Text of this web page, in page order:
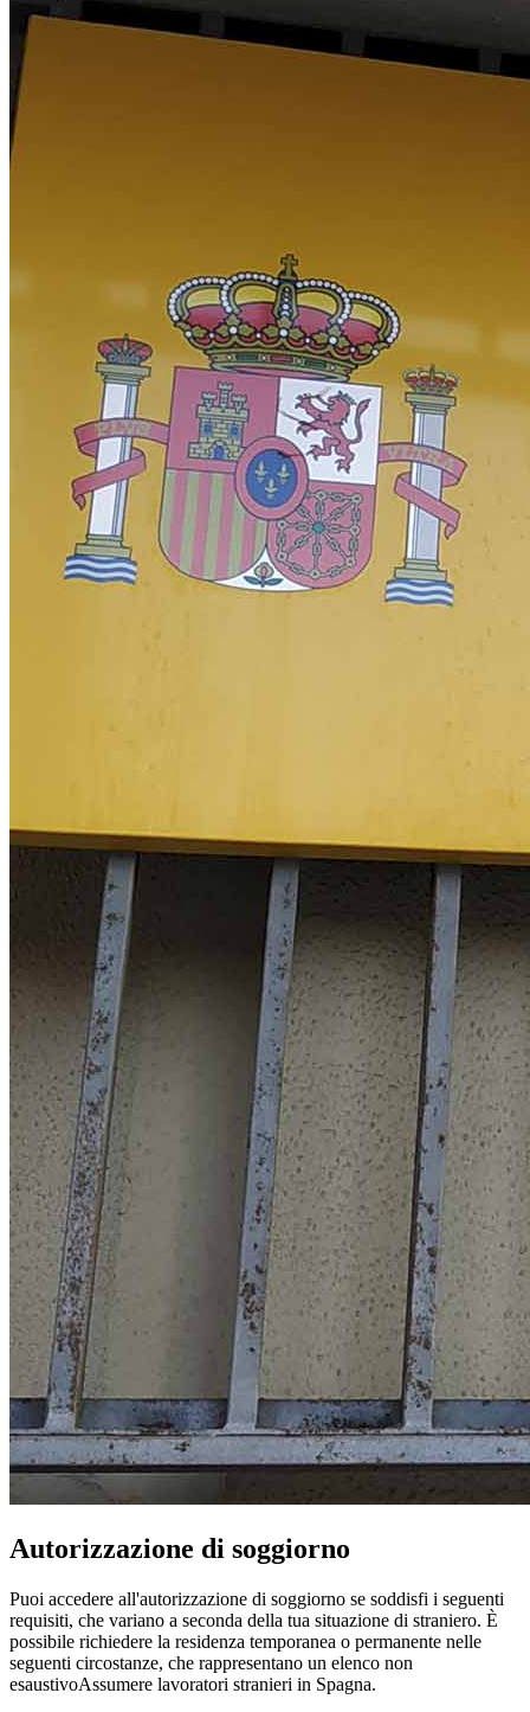
Autorizzazione di soggiorno
Puoi accedere all'autorizzazione di soggiorno se soddisfi i seguenti
requisiti, che variano a seconda della tua situazione di straniero. È
possibile richiedere la residenza temporanea o permanente nelle
seguenti circostanze, che rappresentano un elenco non
esaustivoAssumere lavoratori stranieri in Spagna.